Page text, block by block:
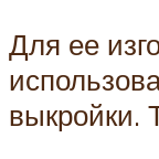
Для ее
выкройки.